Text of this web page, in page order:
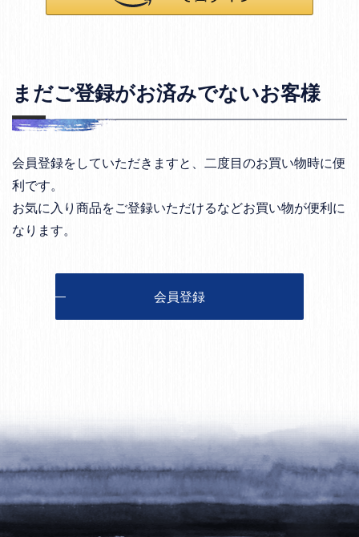
まだご登録がお済みでないお客様
会員登録をしていただきますと、二度目のお買い物時に便
利です。
お気に入り商品をご登録いただけるなどお買い物が便利に
なります。
会員登録